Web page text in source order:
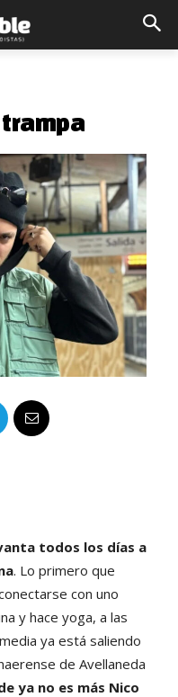
trampa
todos los días a
. Lo primero que
con uno
y hace yoga, a las
ya está saliendo
de Avellaneda
ya no es más Nico